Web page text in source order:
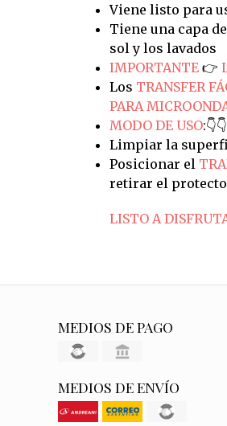
Viene listo para
Tiene una capa
sol y los lavados
IMPORTANTE 👉
Los TRANSFER
PARA
MODO DE USO
Limpiar la
Posicionar el
retirar el
LISTO A
MEDIOS DE PAGO
MEDIOS DE ENVÍO